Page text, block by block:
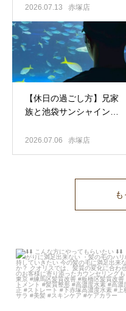
えます！QUALISスタッフ
2026.07.13 赤塚店
​【休日の過ごし方】兄家
族と池袋サンシャイン水
っ子に癒されまくった幸
2026.07.06 赤塚店
も
こんな方
・髪質の